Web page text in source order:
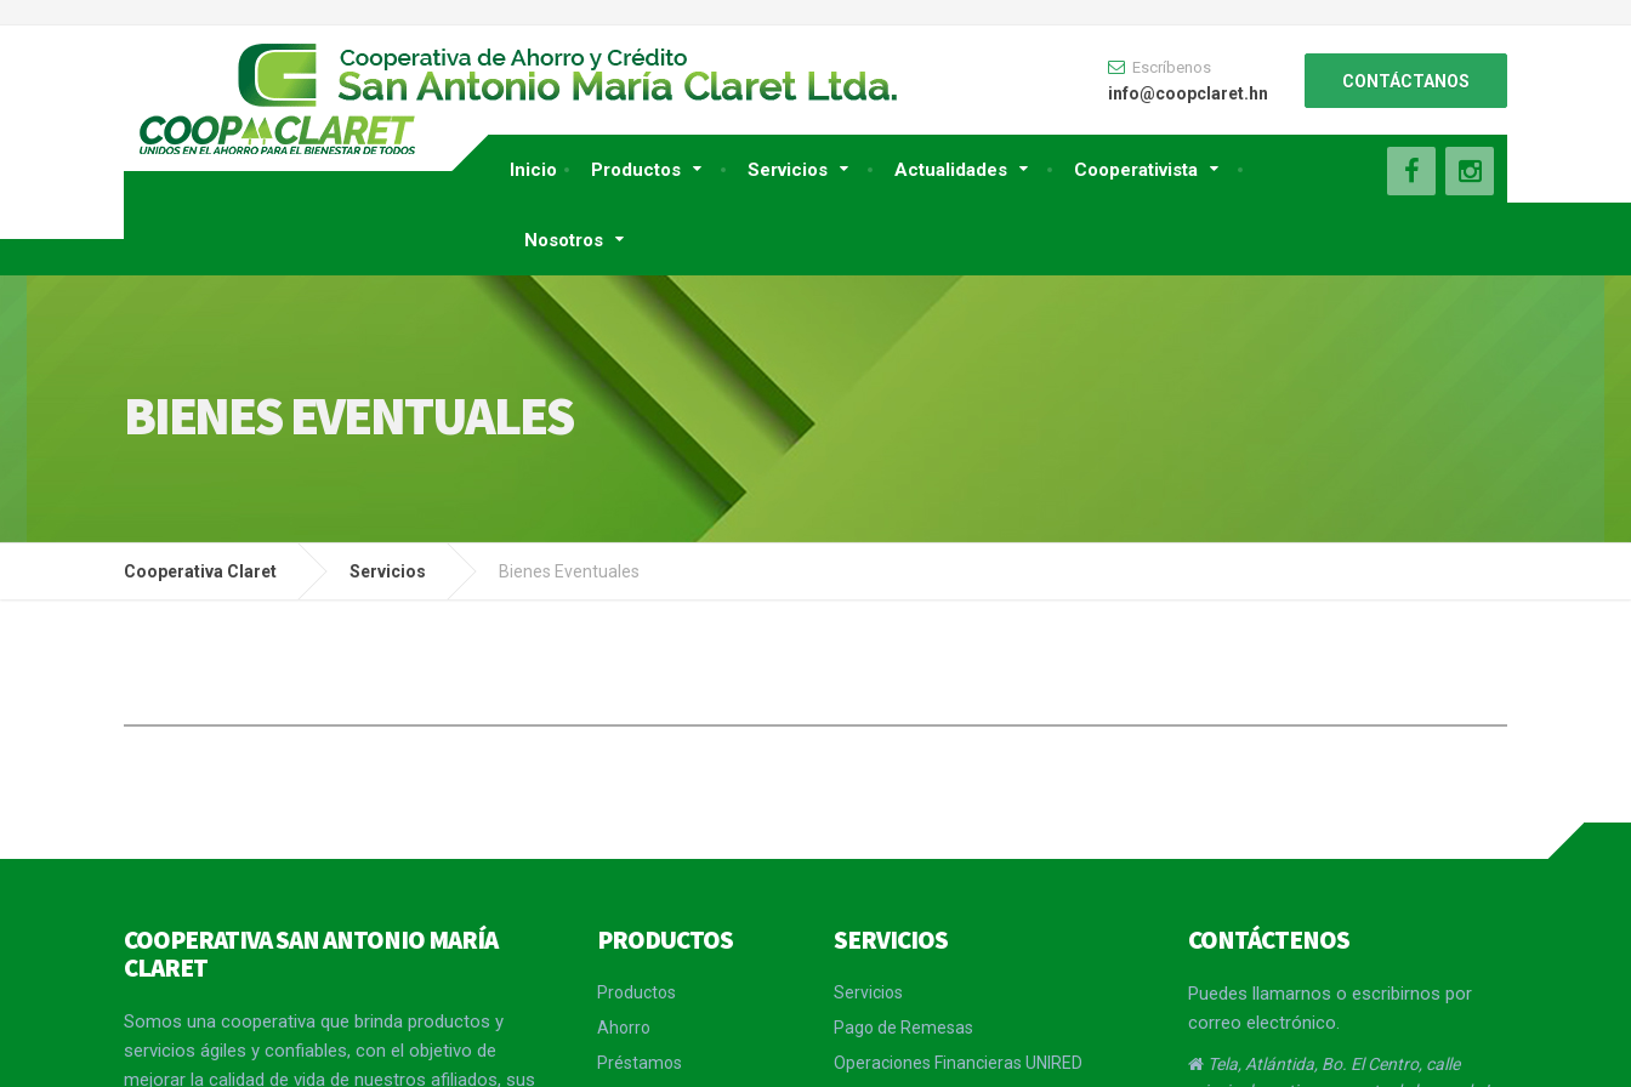
Inicio Productos Servicios Actualidades Cooperativista
Nosotros
Escríbenos
info@coopclaret.hn
CONTÁCTANOS
BIENES EVENTUALES
Cooperativa Claret Servicios Bienes Eventuales
COOPERATIVA SAN ANTONIO MARÍA
CLARET
Somos una cooperativa que brinda productos y
servicios ágiles y confiables, con el objetivo de
mejorar la calidad de vida de nuestros afiliados, sus
PRODUCTOS
Productos
Ahorro
Préstamos
SERVICIOS
Servicios
Pago de Remesas
Operaciones Financieras UNIRED
CONTÁCTENOS
Puedes llamarnos o escribirnos por
correo electrónico.
Tela, Atlántida, Bo. El Centro, calle